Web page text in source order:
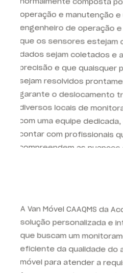
que os sensores estejam
dados sejam coletados e
precisão e que
sejam resolvidos
garante o deslocamento
diversos locais de
com uma equipe
contar com profissionais
compreendem as
ambiental e são
equipamentos da van
móvel para atender a
fornecer serviços
manutenção, disponibilizar
de reposição e designar
Acoem garante que seus